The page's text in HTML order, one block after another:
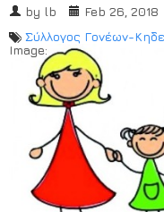
Ανακοινώσεις
Χρήσιμα Έντυπα
by lb Feb 26, 2018
Σύλλογος Γονέων-
Image: